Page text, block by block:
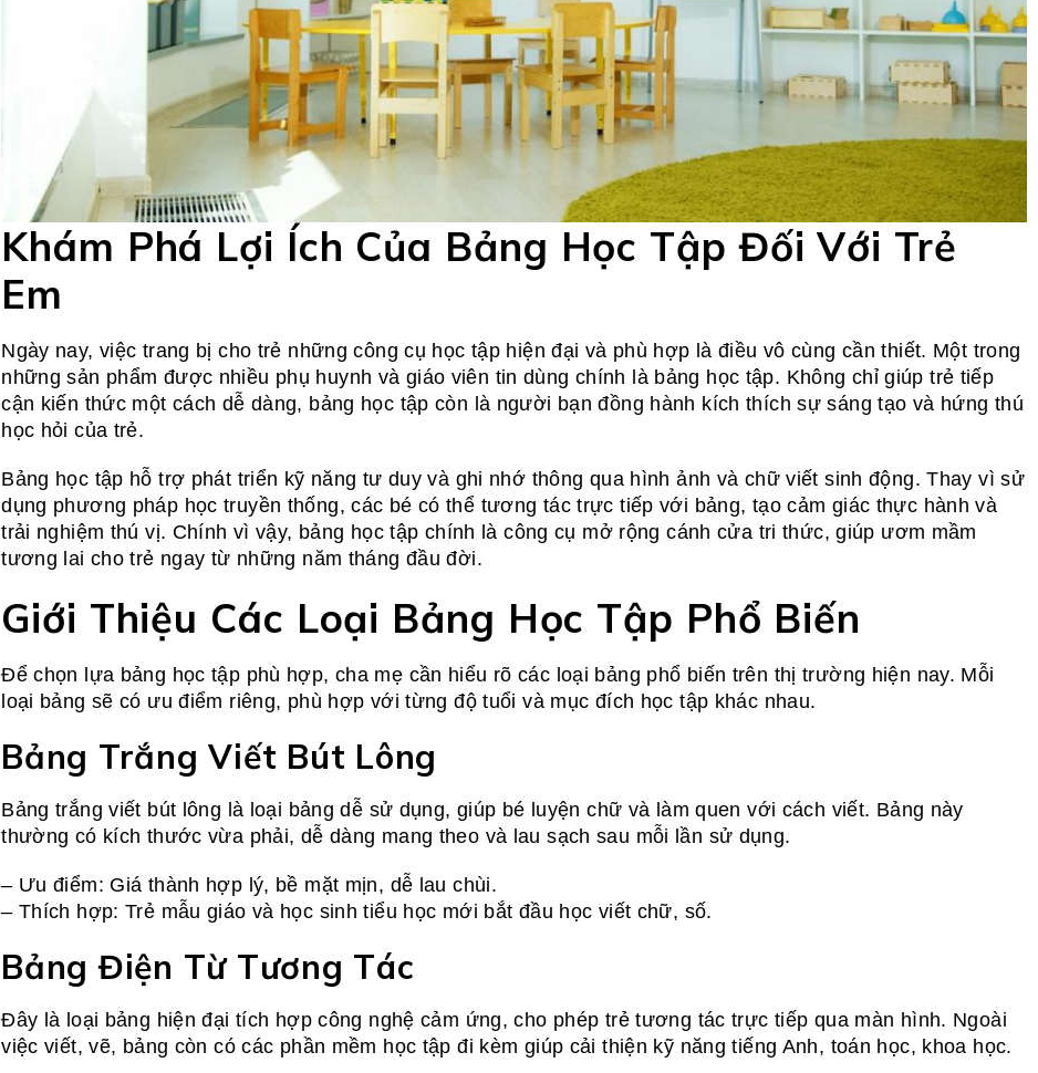
Khám Phá Lợi Ích Của Bảng Học Tập Đối Với Trẻ
Em
Ngày nay, việc trang bị cho trẻ những công cụ học tập hiện đại và phù hợp là điều vô cùng cần thiết. Một trong
những sản phẩm được nhiều phụ huynh và giáo viên tin dùng chính là bảng học tập. Không chỉ giúp trẻ tiếp
cận kiến thức một cách dễ dàng, bảng học tập còn là người bạn đồng hành kích thích sự sáng tạo và hứng thú
học hỏi của trẻ.
Bảng học tập hỗ trợ phát triển kỹ năng tư duy và ghi nhớ thông qua hình ảnh và chữ viết sinh động. Thay vì sử
dụng phương pháp học truyền thống, các bé có thể tương tác trực tiếp với bảng, tạo cảm giác thực hành và
trải nghiệm thú vị. Chính vì vậy, bảng học tập chính là công cụ mở rộng cánh cửa tri thức, giúp ươm mầm
tương lai cho trẻ ngay từ những năm tháng đầu đời.
Giới Thiệu Các Loại Bảng Học Tập Phổ Biến
Để chọn lựa bảng học tập phù hợp, cha mẹ cần hiểu rõ các loại bảng phổ biến trên thị trường hiện nay. Mỗi
loại bảng sẽ có ưu điểm riêng, phù hợp với từng độ tuổi và mục đích học tập khác nhau.
Bảng Trắng Viết Bút Lông
Bảng trắng viết bút lông là loại bảng dễ sử dụng, giúp bé luyện chữ và làm quen với cách viết. Bảng này
thường có kích thước vừa phải, dễ dàng mang theo và lau sạch sau mỗi lần sử dụng.
– Ưu điểm: Giá thành hợp lý, bề mặt mịn, dễ lau chùi.
– Thích hợp: Trẻ mẫu giáo và học sinh tiểu học mới bắt đầu học viết chữ, số.
Bảng Điện Từ Tương Tác
Đây là loại bảng hiện đại tích hợp công nghệ cảm ứng, cho phép trẻ tương tác trực tiếp qua màn hình. Ngoài
việc viết, vẽ, bảng còn có các phần mềm học tập đi kèm giúp cải thiện kỹ năng tiếng Anh, toán học, khoa học.